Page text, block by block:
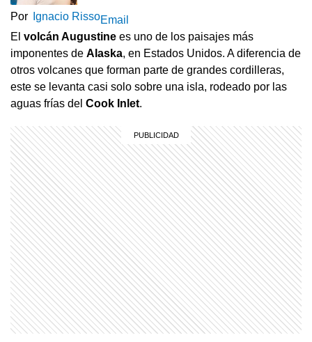
Por Ignacio RissoEmail
El volcán Augustine es uno de los paisajes más
imponentes de Alaska, en Estados Unidos. A diferencia de
otros volcanes que forman parte de grandes cordilleras,
este se levanta casi solo sobre una isla, rodeado por las
aguas frías del Cook Inlet.